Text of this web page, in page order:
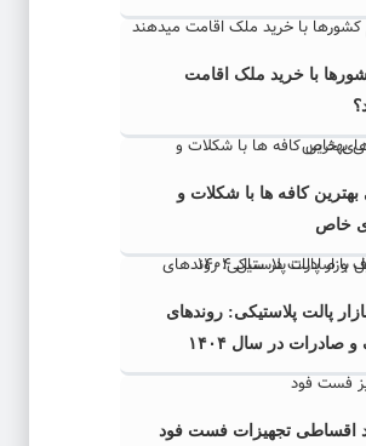
با خرید ملک اقامت
کافه ها با شکلات و
خاص
پالت پلاستیکی: روندهای
در سال ۱۴۰۴
اقساطی تجهیزات فست فود